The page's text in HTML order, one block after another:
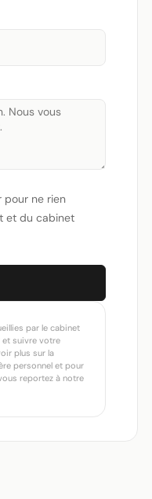
pour ne rien
et du cabinet
par le cabinet
et suivre votre
plus sur la
personnel et pour
reportez à notre